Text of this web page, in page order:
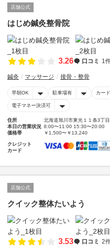
店舗公式
はじめ鍼灸整骨院
3.26 口コミ 1
鍼灸 マッサージ 接骨・整骨
早朝OK 駐車場有 カー
電子マネー決済可
住所
北海道旭川市東光１１条3丁
本日の営業状況 8:00〜11:00 15:30〜20:00
価格帯
￥1,500〜￥13,240
クレジット
カード
店舗公式
クイック整体たいよう
3.53 口コミ 2